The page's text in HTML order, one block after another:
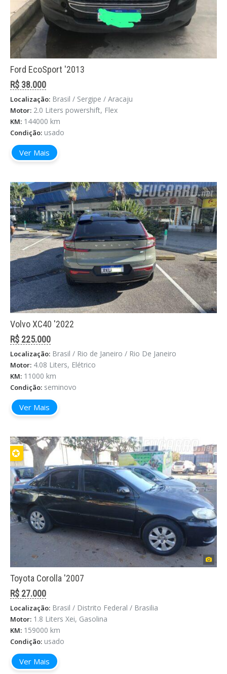
Ford EcoSport '2013
R$ 38.000
Localização: Brasil / Sergipe / Aracaju
Motor: 2.0 Liters powershift, Flex
KM: 144000 km
Condição: usado
Ver Mais
Volvo XC40 '2022
R$ 225.000
Localização: Brasil / Rio de Janeiro / Rio De Janeiro
Motor: 4.08 Liters, Elétrico
KM: 11000 km
Condição: seminovo
Ver Mais
✪
Toyota Corolla '2007
R$ 27.000
Localização: Brasil / Distrito Federal / Brasilia
Motor: 1.8 Liters Xei, Gasolina
KM: 159000 km
Condição: usado
Ver Mais